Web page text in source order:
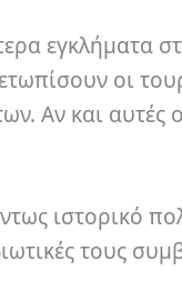
εγκλήματα
οι
Αν και αυτές
ιστορικό
τους